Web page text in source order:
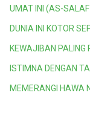
UMAT INI (AS-
DUNIA INI KOTOR
KEWAJIBAN
ISTIMNA DENGAN
MEMERANGI HAWA